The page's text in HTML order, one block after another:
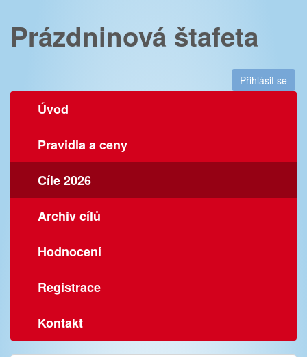
Prázdninová štafeta
Přihlásit se
Úvod
Pravidla a ceny
Cíle 2026
Archiv cílů
Hodnocení
Registrace
Kontakt